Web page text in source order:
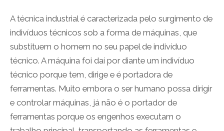
A técnica industrial é caracterizada pelo surgimento de
indivíduos técnicos sob a forma de máquinas, que
substituem o homem no seu papel de indivíduo
técnico. A máquina foi daí por diante um indivíduo
técnico porque tem, dirige e é portadora de
ferramentas. Muito embora o ser humano possa dirigir
e controlar máquinas, já não é o portador de
ferramentas porque os engenhos executam o